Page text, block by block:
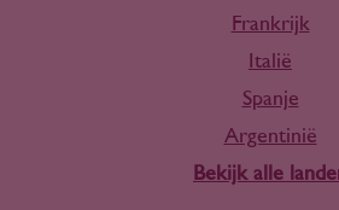
Frankrijk
Italië
Spanje
Argentinië
Bekijk alle